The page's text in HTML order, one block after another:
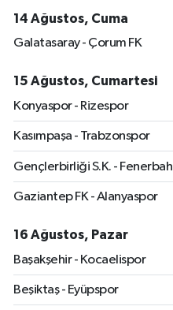
14 Ağustos, Cuma
Galatasaray - Çorum FK
15 Ağustos, Cumartesi
Konyaspor - Rizespor
Kasımpaşa - Trabzonspor
Gençlerbirliği S.K. -
Gaziantep FK - Alanyaspor
16 Ağustos, Pazar
Başakşehir - Kocaelispor
Beşiktaş - Eyüpspor